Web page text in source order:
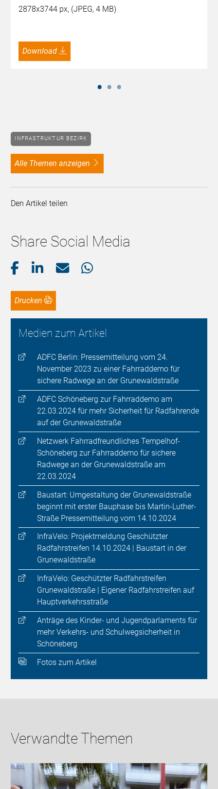
2878x3744 px, (JPEG, 4 MB)
Download
INFRASTRUKTUR BEZIRK
alle Themen anzeigen
Den Artikel teilen
Share Social Media
Drucken
Medien zum Artikel
ADFC Berlin: Pressemitteilung vom 24.
November 2023 zu einer Fahrraddemo für
sichere Radwege an der Grunewaldstraße
ADFC Schöneberg zur Fahrraddemo am
22.03.2024 für mehr Sicherheit für Radfahrende
auf der Grunewaldstraße
Netzwerk Fahrradfreundliches Tempelhof-
Schöneberg zur Fahrraddemo für sichere
Radwege an der Grunewaldstraße am
22.03.2024
Baustart: Umgestaltung der Grunewaldstraße
beginnt mit erster Bauphase bis Martin-Luther-
Straße Pressemitteilung vom 14.10.2024
InfraVelo: Projektmeldung Geschützter
Radfahrstreifen 14.10.2024 | Baustart in der
Grunewaldstraße
InfraVelo: Geschützter Rad­fahr­streifen
Grunewaldstraße | Eigener Radfahrstreifen auf
Hauptverkehrsstraße
Anträge des Kinder- und Jugendparlaments für
mehr Verkehrs- und Schulwegsicherheit in
Schöneberg
Fotos zum Artikel
Verwandte Themen